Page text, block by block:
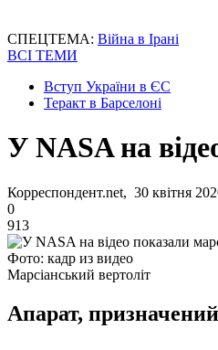
СПЕЦТЕМА: Війна в Ірані
ВСІ ТЕМИ
Вступ України в ЄС
Теракт в Барселоні
У NASA на
Корреспондент.net, 30 квітня
0
913
Фото: кадр из видео
Марсіанський вертоліт
Апарат,